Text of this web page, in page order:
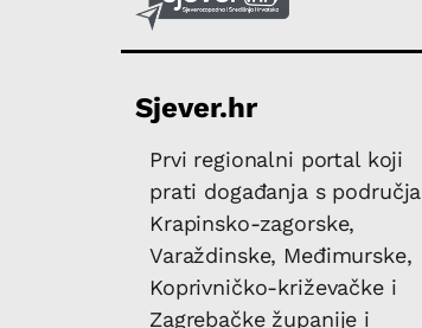
Sjever.hr
Prvi regionalni portal koji
prati događanja s područja
Krapinsko-zagorske,
Varaždinske, Međimurske,
Koprivničko-križevačke i
Zagrebačke županije i